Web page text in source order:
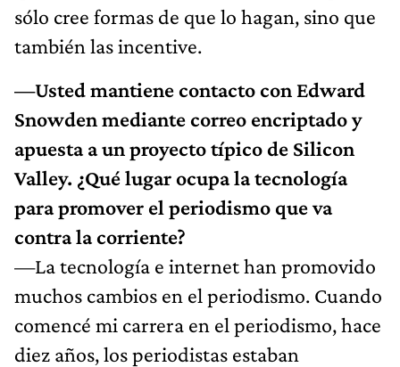
sólo cree formas de que lo hagan, sino que
también las incentive.
—Usted mantiene contacto con Edward
Snowden mediante correo encriptado y
apuesta a un proyecto típico de Silicon
Valley. ¿Qué lugar ocupa la tecnología
para promover el periodismo que va
contra la corriente?
—La tecnología e internet han promovido
muchos cambios en el periodismo. Cuando
comencé mi carrera en el periodismo, hace
diez años, los periodistas estaban